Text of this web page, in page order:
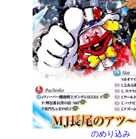
のめり込み